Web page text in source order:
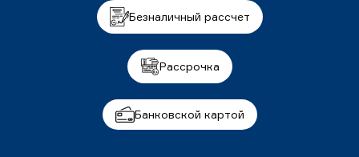
Безналичный рассчет
Рассрочка
Банковской картой